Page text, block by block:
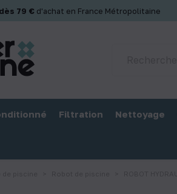
79 € d'achat en France Métropolitaine
Filtration Nettoyage